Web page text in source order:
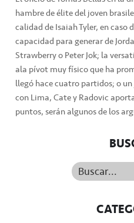
hambre de élite del joven
calidad de Isaiah Tyler, en caso
capacidad para generar de
Strawberry o Peter Jok; la
ala pívot muy físico que ha
llegó hace cuatro partidos; o
con Lima, Cate y Radovic
puntos, serán algunos de los
Buscar...